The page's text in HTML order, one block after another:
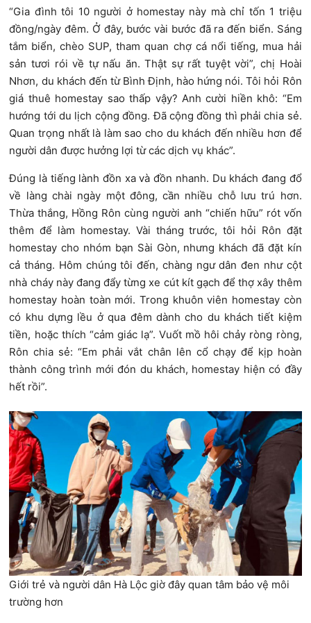
“Gia đình tôi 10 người ở homestay này mà chỉ tốn 1 triệu
đồng/ngày đêm. Ở đây, bước vài bước đã ra đến biển. Sáng
tắm biển, chèo SUP, tham quan chợ cá nổi tiếng, mua hải
sản tươi rói về tự nấu ăn. Thật sự rất tuyệt vời”, chị Hoài
Nhơn, du khách đến từ Bình Định, hào hứng nói. Tôi hỏi Rôn
giá thuê homestay sao thấp vậy? Anh cười hiền khô: “Em
hướng tới du lịch cộng đồng. Đã cộng đồng thì phải chia sẻ.
Quan trọng nhất là làm sao cho du khách đến nhiều hơn để
người dân được hưởng lợi từ các dịch vụ khác”.
Đúng là tiếng lành đồn xa và đồn nhanh. Du khách đang đổ
về làng chài ngày một đông, cần nhiều chỗ lưu trú hơn.
Thừa thắng, Hồng Rôn cùng người anh “chiến hữu” rót vốn
thêm để làm homestay. Vài tháng trước, tôi hỏi Rôn đặt
homestay cho nhóm bạn Sài Gòn, nhưng khách đã đặt kín
cả tháng. Hôm chúng tôi đến, chàng ngư dân đen như cột
nhà cháy này đang đẩy từng xe cút kít gạch để thợ xây thêm
homestay hoàn toàn mới. Trong khuôn viên homestay còn
có khu dựng lều ở qua đêm dành cho du khách tiết kiệm
tiền, hoặc thích “cảm giác lạ”. Vuốt mồ hôi chảy ròng ròng,
Rôn chia sẻ: “Em phải vắt chân lên cổ chạy để kịp hoàn
thành công trình mới đón du khách, homestay hiện có đầy
hết rồi”.
Giới trẻ và người dân Hà Lộc giờ đây quan tâm bảo vệ môi
trường hơn